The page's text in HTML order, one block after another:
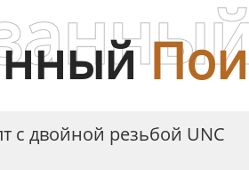
с двойной резьбой UNC